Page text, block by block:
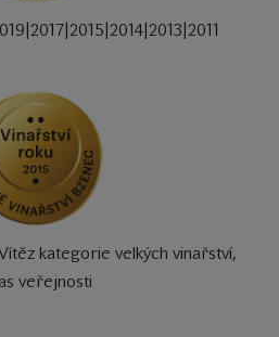
kategorie velkých vinařství,
veřejnosti